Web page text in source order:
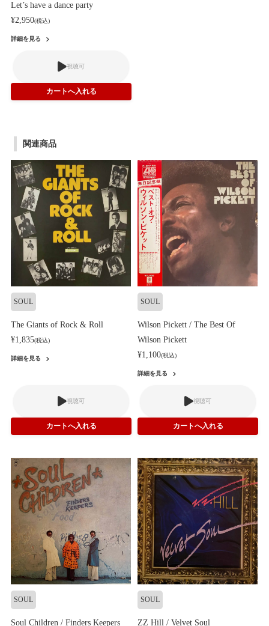
Let’s have a dance party
¥2,950(税込)
詳細を見る
視聴可
関連商品
SOUL
The Giants of Rock & Roll
¥1,835(税込)
詳細を見る
視聴可
SOUL
Wilson Pickett / The Best Of
Wilson Pickett
¥1,100(税込)
詳細を見る
視聴可
SOUL
Soul Children / Finders Keepers
SOUL
ZZ Hill / Velvet Soul